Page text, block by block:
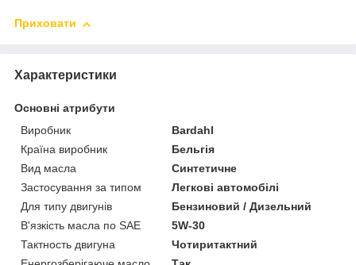
Приховати
Характеристики
Основні атрибути
Виробник
Bardahl
Країна виробник
Бельгія
Вид масла
Синтетичне
Застосування за типом
Легкові автомобілі
Для типу двигунів
Бензиновий / Дизельний
В'язкість масла по SAE
5W-30
Тактность двигуна
Чотиритактний